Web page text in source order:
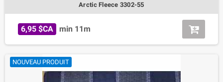
Arctic Fleece 3302-55
6,95 $CA min 11m
NOUVEAU PRODUIT